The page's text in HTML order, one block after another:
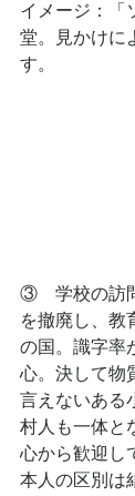
イメージ：「
堂。見かけに
す。
③　学校の訪
を撤廃し、教
の国。識字率
心。決して物
言えないある
村人も一体と
心から歓迎し
本人の区別は